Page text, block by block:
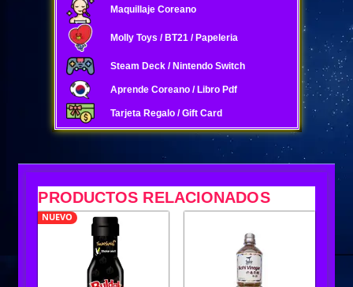
Maquillaje Coreano
Molly Toys / BT21 / Papeleria
Steam Deck / Nintendo Switch
Aprende Coreano / Libro Pdf
Tarjeta Regalo / Gift Card
PRODUCTOS RELACIONADOS
NUEVO